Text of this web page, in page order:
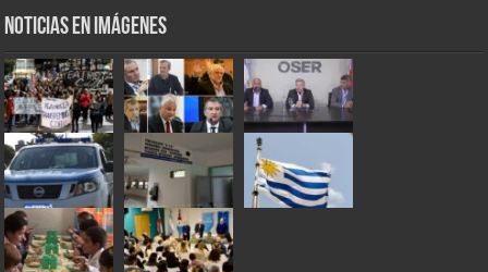
Noticias en Imágenes